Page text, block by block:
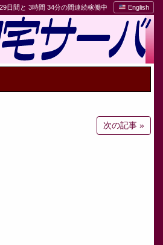
日間と 3時間 34分の間連続稼働中 English
次の記事 »